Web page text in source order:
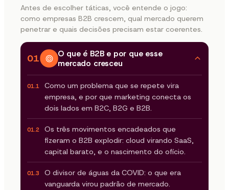
Antes de escolher táticas, você entende o jogo:
como empresas B2B crescem, qual mercado querem
penetrar e quais decisões precisam estar coerentes.
01
O que é B2B e por que esse
mercado cresceu
01.1
Como um problema que se repete vira
empresa, e por que marketing conecta os
dois lados em B2C, B2G e B2B.
01.2
Os três movimentos encadeados que
fizeram o B2B explodir: cloud virando SaaS,
capital barato, e o nascimento do ofício.
01.3
O divisor de águas da COVID: o que era
vanguarda virou padrão de mercado.